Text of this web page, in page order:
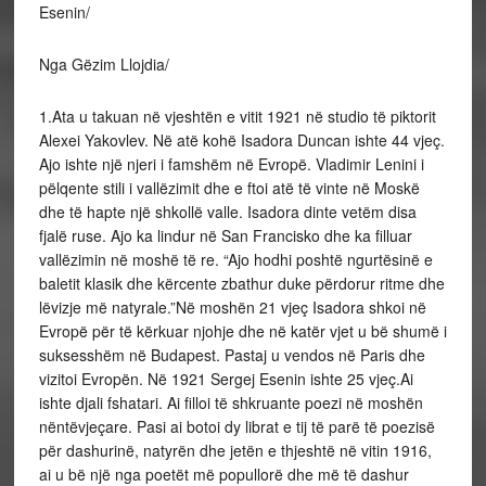
Esenin/
Nga Gëzim Llojdia/
1.Ata u takuan në vjeshtën e vitit 1921 në studio të piktorit
Alexei Yakovlev. Në atë kohë Isadora Duncan ishte 44 vjeç.
Ajo ishte një njeri i famshëm në Evropë. Vladimir Lenini i
pëlqente stili i vallëzimit dhe e ftoi atë të vinte në Moskë
dhe të hapte një shkollë valle. Isadora dinte vetëm disa
fjalë ruse. Ajo ka lindur në San Francisko dhe ka filluar
vallëzimin në moshë të re. “Ajo hodhi poshtë ngurtësinë e
baletit klasik dhe kërcente zbathur duke përdorur ritme dhe
lëvizje më natyrale.”Në moshën 21 vjeç Isadora shkoi në
Evropë për të kërkuar njohje dhe në katër vjet u bë shumë i
suksesshëm në Budapest. Pastaj u vendos në Paris dhe
vizitoi Evropën. Në 1921 Sergej Esenin ishte 25 vjeç.Ai
ishte djali fshatari. Ai filloi të shkruante poezi në moshën
nëntëvjeçare. Pasi ai botoi dy librat e tij të parë të poezisë
për dashurinë, natyrën dhe jetën e thjeshtë në vitin 1916,
ai u bë një nga poetët më popullorë dhe më të dashur